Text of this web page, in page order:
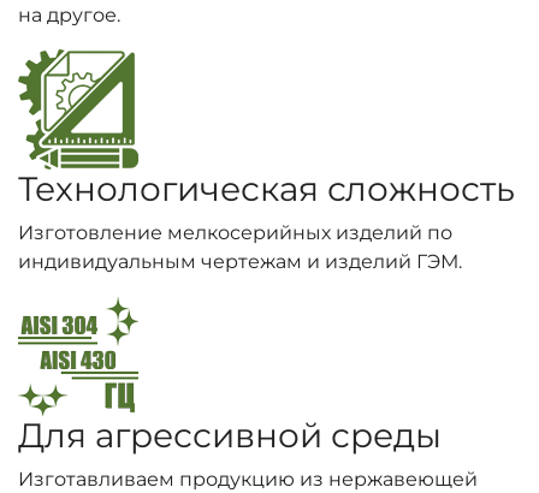
на другое.
Технологическая сложность
Изготовление мелкосерийных изделий по
индивидуальным чертежам и изделий ГЭМ.
Для агрессивной среды
Изготавливаем продукцию из нержавеющей